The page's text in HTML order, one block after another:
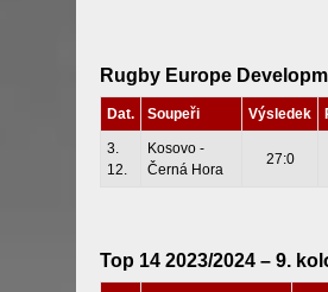
Rugby Europe
Dat. Soupeři Výsledek
3.
12.
Kosovo -
Černá Hora
27:0
Top 14 2023/2024 – 9.